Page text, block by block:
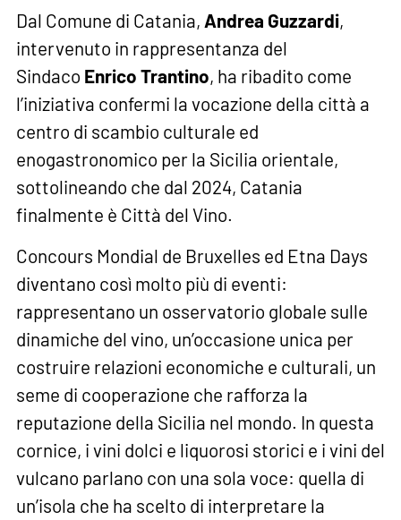
Dal Comune di Catania, Andrea Guzzardi,
intervenuto in rappresentanza del
Sindaco Enrico Trantino, ha ribadito come
l’iniziativa confermi la vocazione della città a
centro di scambio culturale ed
enogastronomico per la Sicilia orientale,
sottolineando che dal 2024, Catania
finalmente è Città del Vino.
Concours Mondial de Bruxelles ed Etna Days
diventano così molto più di eventi:
rappresentano un osservatorio globale sulle
dinamiche del vino, un’occasione unica per
costruire relazioni economiche e culturali, un
seme di cooperazione che rafforza la
reputazione della Sicilia nel mondo. In questa
cornice, i vini dolci e liquorosi storici e i vini del
vulcano parlano con una sola voce: quella di
un’isola che ha scelto di interpretare la